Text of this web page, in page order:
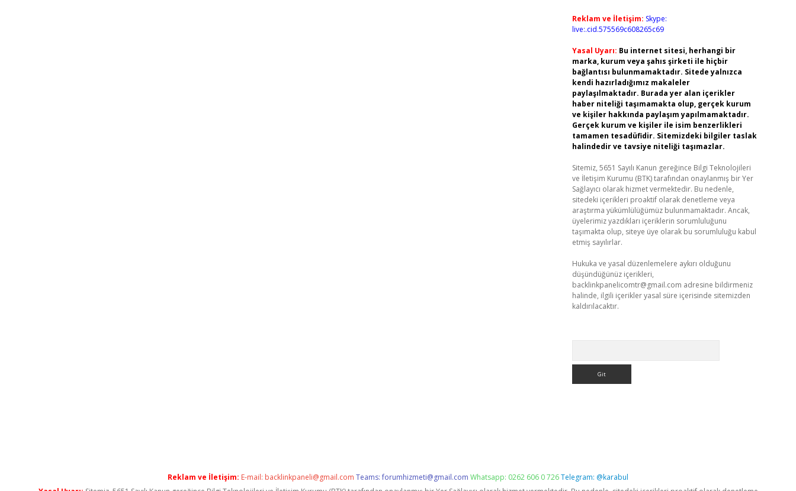
Reklam ve İletişim: Skype:
live:.cid.575569c608265c69
Yasal Uyarı: Bu internet sitesi, herhangi bir
marka, kurum veya şahıs şirketi ile hiçbir
bağlantısı bulunmamaktadır. Sitede yalnızca
kendi hazırladığımız makaleler
paylaşılmaktadır. Burada yer alan içerikler
haber niteliği taşımamakta olup, gerçek kurum
ve kişiler hakkında paylaşım yapılmamaktadır.
Gerçek kurum ve kişiler ile isim benzerlikleri
tamamen tesadüfidir. Sitemizdeki bilgiler taslak
halindedir ve tavsiye niteliği taşımazlar.
Sitemiz, 5651 Sayılı Kanun gereğince Bilgi Teknolojileri
ve İletişim Kurumu (BTK) tarafından onaylanmış bir Yer
Sağlayıcı olarak hizmet vermektedir. Bu nedenle,
sitedeki içerikleri proaktif olarak denetleme veya
araştırma yükümlülüğümüz bulunmamaktadır. Ancak,
üyelerimiz yazdıkları içeriklerin sorumluluğunu
taşımakta olup, siteye üye olarak bu sorumluluğu kabul
etmiş sayılırlar.
Hukuka ve yasal düzenlemelere aykırı olduğunu
düşündüğünüz içerikleri,
backlinkpanelicomtr@gmail.com adresine bildirmeniz
halinde, ilgili içerikler yasal süre içerisinde sitemizden
kaldırılacaktır.
Reklam ve İletişim: E-mail: backlinkpaneli@gmail.com Teams:forumhizmeti@gmail.com Whatsapp: 0262 606 0 726Telegram: @karabul